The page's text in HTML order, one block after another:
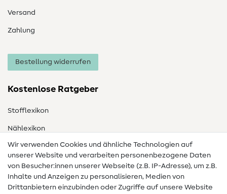
Versand
Zahlung
Bestellung widerrufen
Kostenlose Ratgeber
Stofflexikon
Nählexikon
Nähanleitungen
Hilfe & Kontakt
Kontakt
Wir verwenden Cookies und ähnliche Technologien auf
unserer Website und verarbeiten personenbezogene Daten
von Besucher:innen unserer Webseite (z.B. IP-Adresse), um z.B.
Inhalte und Anzeigen zu personalisieren, Medien von
Drittanbietern einzubinden oder Zugriffe auf unsere Website